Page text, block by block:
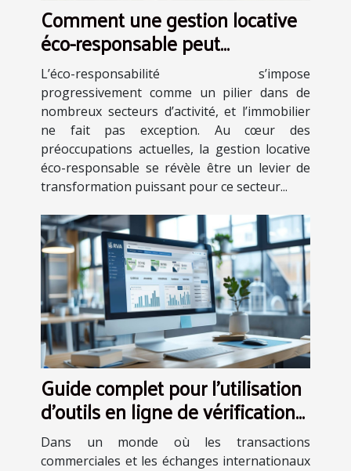
Comment une gestion locative
éco-responsable peut
transformer le secteur
immobilier
L’éco-responsabilité s’impose
progressivement comme un pilier dans de
nombreux secteurs d’activité, et l’immobilier
ne fait pas exception. Au cœur des
préoccupations actuelles, la gestion locative
éco-responsable se révèle être un levier de
transformation puissant pour ce secteur...
Guide complet pour l'utilisation
d'outils en ligne de vérification
de numéros TVA
Dans un monde où les transactions
commerciales et les échanges internationaux